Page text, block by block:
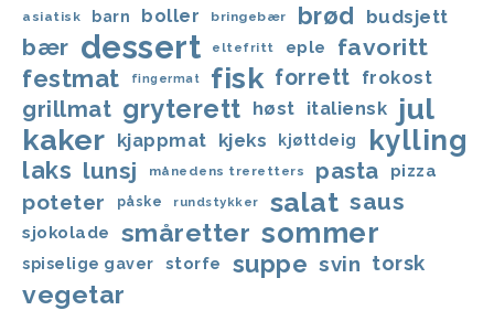
asiatisk barn boller bringebær brød budsjett
bær dessert eltefritt eple favoritt
festmat fingermat fisk forrett frokost
grillmat gryterett høst italiensk
jul
kaker kjappmat kjeks kjøttdeig kylling
laks lunsj månedens treretters pasta pizza
poteter påske rundstykker salat saus
sjokolade småretter sommer
spiselige gaver storfe suppe svin torsk
vegetar